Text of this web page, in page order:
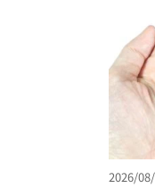
2026/